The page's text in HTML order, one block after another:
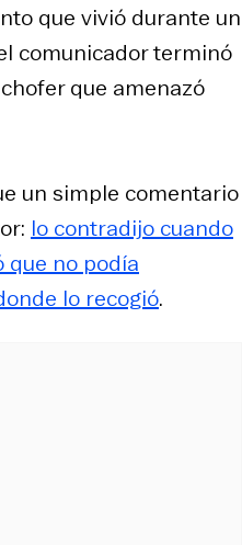
que vivió durante un
comunicador terminó
que amenazó
un simple comentario
lo contradijo cuando
que no podía
lo recogió.